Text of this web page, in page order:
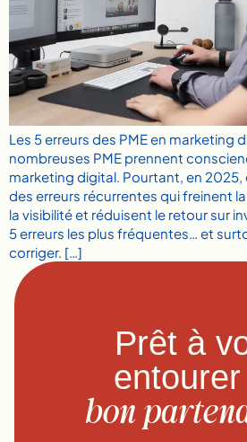
Les 5 erreurs des PME en marketing
nombreuses PME prennent
marketing digital. Pourtant, en
des erreurs récurrentes qui freinent
la visibilité et réduisent le retour sur
5 erreurs les plus fréquentes… et
corriger. […]
Prêt à
bon